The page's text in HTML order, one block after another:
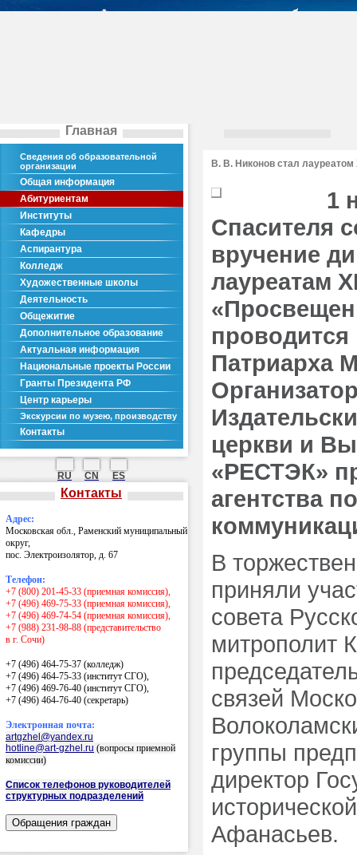
Главная
Сведения об образовательной
организации
Общая информация
Абитуриентам
Институты
Кафедры
Аспирантура
Колледж
Художественные школы
Деятельность
Общежитие
Дополнительное образование
Актуальная информация
Национальные проекты России
Гранты Президента РФ
Центр карьеры
Экскурсии по музею, производству
Контакты
RU CN ES
Контакты
Адрес:
Московская обл., Раменский муниципальный
округ,
пос. Электроизолятор, д. 67
Телефон:
+7 (800) 201-45-33 (приемная комиссия),
+7 (496) 469-75-33 (приемная комиссия),
+7 (496) 469-74-54 (приемная комиссия),
+7 (988) 231-98-88 (представительство
в г. Сочи)
+7 (496) 464-75-37 (колледж)
+7 (496) 464-75-33 (институт СГО),
+7 (496) 469-76-40 (институт СГО),
+7 (496) 464-76-40 (секретарь)
Электронная почта:
artgzhel@yandex.ru
hotline@art-gzhel.ru (вопросы приемной
комиссии)
Список телефонов руководителей
структурных подразделений
В. В. Никонов стал лауреатом
1
Спасителя
вручение
лауреатам
Патриарха
церкви и
«РЕСТЭК»
агентства
В
приняли
совета
митрополит
связей
группы
директор
Афанасьев.